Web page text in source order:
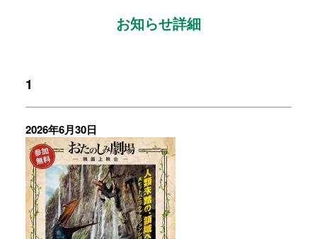
お知らせ詳細
1
2026年6月30日